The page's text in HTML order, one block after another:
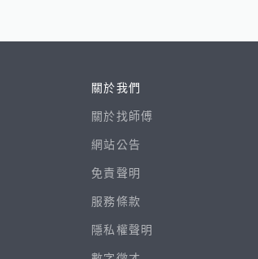
關於我們
關於找師傅
網站公告
免責聲明
服務條款
隱私權聲明